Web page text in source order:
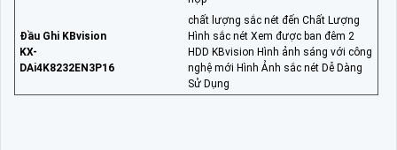
Đầu Ghi KBvision
KX-
DAi4K8232EN3P16
chất lượng sắc nét đến Chất Lượng
Hình sắc nét Xem được ban đêm 2
HDD KBvision Hình ảnh sáng với công
nghệ mới Hình Ảnh sắc nét Dễ Dàng
Sử Dụng